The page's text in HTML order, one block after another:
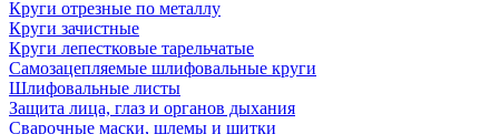
Круги отрезные по металлу
Круги зачистные
Круги лепестковые тарельчатые
Самозацепляемые шлифовальные круги
Шлифовальные листы
Защита лица, глаз и органов дыхания
Сварочные маски, шлемы и щитки